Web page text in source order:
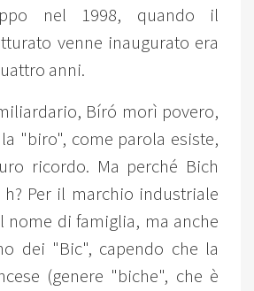
nel 1998, quando il
venne inaugurato era
anni.
Bíró morì povero,
"biro", come parola esiste,
ricordo. Ma perché Bich
Per il marchio industriale
nome di famiglia, ma anche
dei "Bic", capendo che la
(genere "biche", che è